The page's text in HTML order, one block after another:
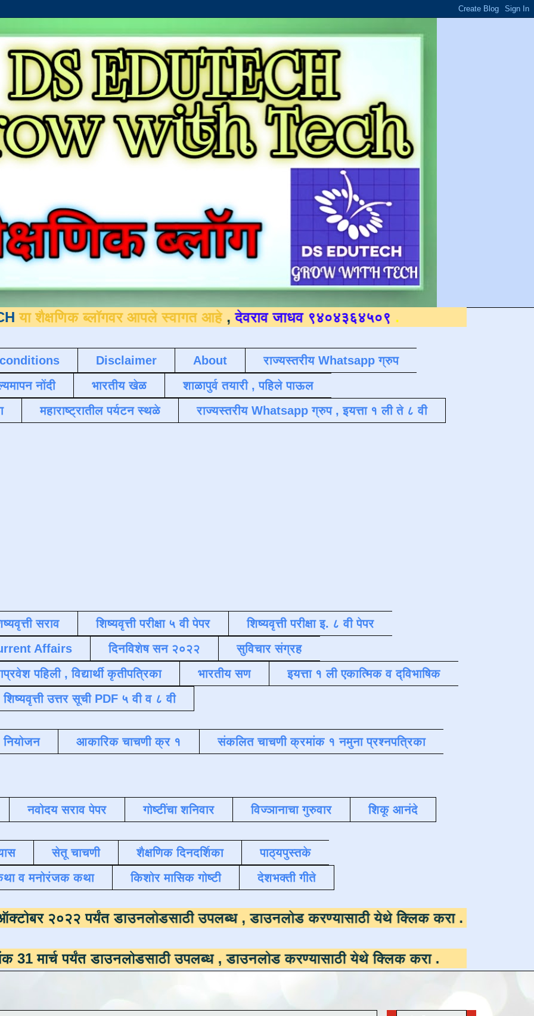
ब्लॉगवर आपले स्वागत आहे ,देवराव जाधव ९४०४३६४५०९ .
Disclaimer About
राज्यस्तरीय Whatsapp ग्रुप
नोंदी
भारतीय खेळ
शाळापुर्व तयारी , पहिले पाऊल
महाराष्ट्रातील पर्यटन स्थळे राज्यस्तरीय Whatsapp ग्रुप , इयत्ता १ ली ते ८ वी
सराव शिष्यवृत्ती परीक्षा ५ वी पेपर
शिष्यवृत्ती परीक्षा इ. ८ वी पेपर
Affairs
दिनविशेष सन २०२२
सुविचार संग्रह
पहिली , विद्यार्थी कृतीपत्रिका
भारतीय सण
इयत्ता १ ली एकात्मिक व द्विभाषिक
शिष्यवृत्ती उत्तर सूची PDF ५ वी व ८ वी
नियोजन आकारिक चाचणी क्र १ संकलित चाचणी क्रमांक १ नमुना प्रश्नपत्रिका
नवोदय सराव पेपर गोष्टींचा शनिवार विज्ञानाचा गुरुवार शिकू आनंदे
सेतू चाचणी शैक्षणिक दिनदर्शिका
पाठ्यपुस्तके
व मनोरंजक कथा
किशोर मासिक गोष्टी देशभक्ती गीते
दिनांक ऑक्टोबर २०२२ पर्यंत डाउनलोडसाठी उपलब्ध ,डाउनलोड करण्यासाठी येथे क्लिक करा
डाउनलोडसाठी उपलब्ध ,डाउनलोड करण्यासाठी येथे क्लिक करा.